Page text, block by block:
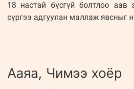
18 настай бүсгүй болтлоо аав
сүргээ адгуулан маллаж явсныг
Ааяа, Чимээ хоёр